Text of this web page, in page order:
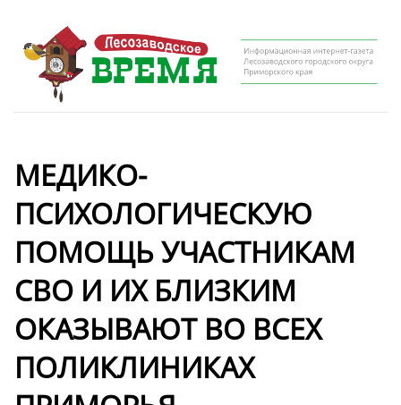
МЕДИКО-
ПСИХОЛОГИЧЕСКУЮ
ПОМОЩЬ УЧАСТНИКАМ
СВО И ИХ БЛИЗКИМ
ОКАЗЫВАЮТ ВО ВСЕХ
ПОЛИКЛИНИКАХ